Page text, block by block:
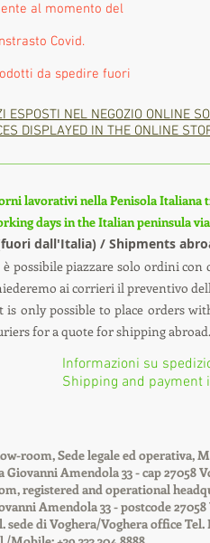
al momento del
Covid.
da spedire fuori
ESPOSTI NEL NEGOZIO ONLINE
DISPLAYED IN THE ONLINE
lavorativi nella Penisola
days in the Italian peninsula
dall'Italia) / Shipments
è possibile piazzare solo ordini
ai corrieri il preventivo
is only possible to place orders
for a quote for shipping abroad.
Informazioni su
Shipping and payment
room, Sede legale ed operativa,
Giovanni Amendola 33 - cap 27058
registered and operational
Amendola 33 - postcode
sede di Voghera/Voghera office